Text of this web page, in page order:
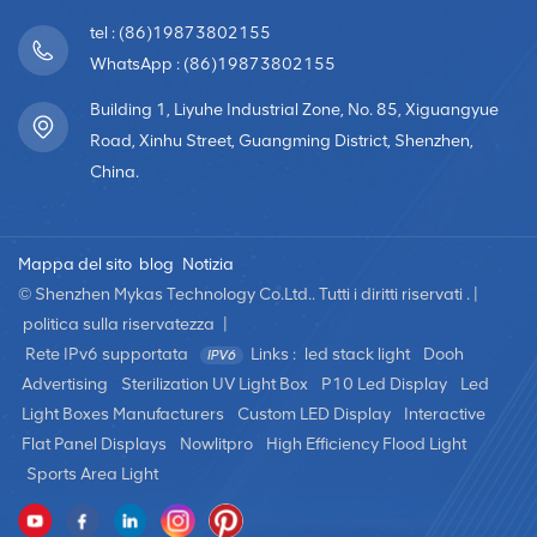
diversi.Noleggiare uno schermo LED per il tuo evento può
offrire numerosi vantaggi, tra cui:Immagini ad alta
risoluzione: gli schermi LED offrono un'eccellente qualità
dell'immagine e colori vivaci, garantendo che i tuoi
contenuti appaiano sorprendenti e coinvolgenti per il tuo
dimensioni, facilitando la scelta della dimensione dello
schermo giusta per lo spazio dell'evento e il pubblico. Che
tu abbia bisogno di un piccolo display per un incontro
intimo o di uno schermo grande per una folla, gli schermi
LED possono essere personalizzati per soddisfare le tue
esigenze.Visibilità all'aperto: gli schermi LED hanno livelli
di luminosità elevati, che li rendono adatti per eventi
all'aperto. Sono progettati per contrastare la luce solare e
le condizioni di illuminazione esterna, garantendo una
tel : (86)19873802155
WhatsApp : (86)19873802155
Building 1, Liyuhe Industrial Zone, No. 85, Xiguangyue
Road, Xinhu Street, Guangming District, Shenzhen,
China.
Mappa del sito blog Notizia
© Shenzhen Mykas Technology Co.Ltd.. Tutti i diritti riservati . |
politica sulla riservatezza
Rete IPv6 supportata
Links : led stack light
Dooh
Advertising
Sterilization UV Light Box P10 Led Display
Led
Light Boxes Manufacturers
Custom LED Display
Interactive
Flat Panel Displays
Nowlitpro
High Efficiency Flood Light
Sports Area Light